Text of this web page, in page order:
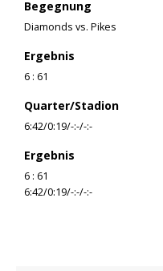
Begegnung
Diamonds vs. Pikes
Ergebnis
6 : 61
Quarter/Stadion
6:42/0:19/-:-/-:-
Ergebnis
6 : 61
6:42/0:19/-:-/-:-